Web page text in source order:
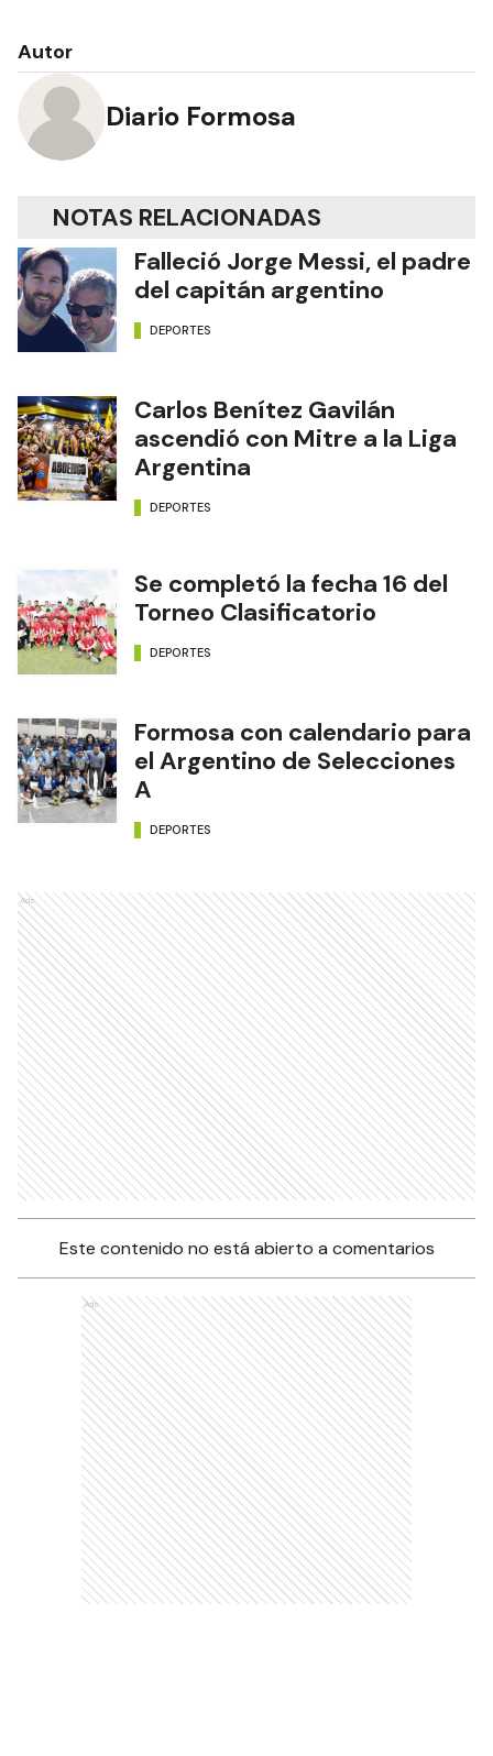
Autor
Diario Formosa
NOTAS RELACIONADAS
Falleció Jorge Messi, el padre
del capitán argentino
DEPORTES
Carlos Benítez Gavilán
ascendió con Mitre a la Liga
Argentina
DEPORTES
Se completó la fecha 16 del
Torneo Clasificatorio
DEPORTES
Formosa con calendario para
el Argentino de Selecciones
A
DEPORTES
Ads
Este contenido no está abierto a comentarios
Ads